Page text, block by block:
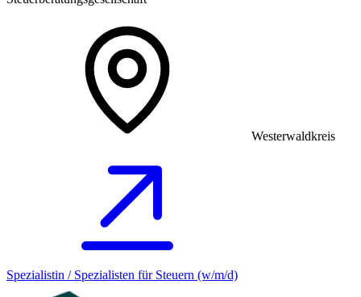
Westerwaldkreis
Spezialistin / Spezialisten für Steuern (w/m/d)